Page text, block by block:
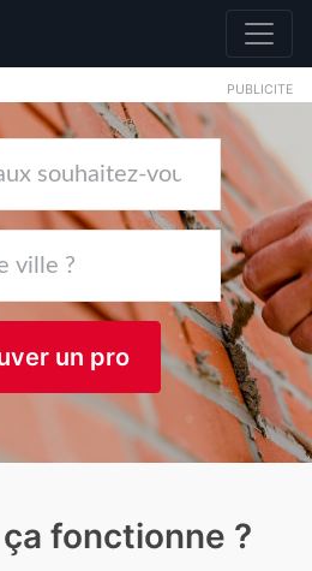
PUBLICITE
un pro
fonctionne ?